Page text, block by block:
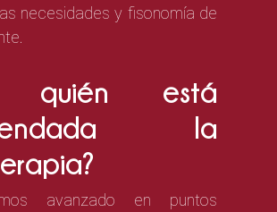
necesidades y fisonomía de
quién está
la
avanzado en puntos